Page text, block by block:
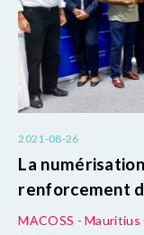
2021-08-26
La
renforcement
MACOSS - Mauritius